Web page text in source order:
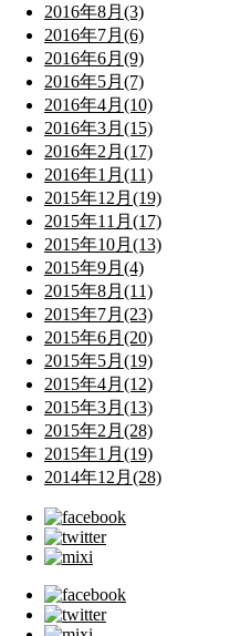
2016年8月(3)
2016年7月(6)
2016年6月(9)
2016年5月(7)
2016年4月(10)
2016年3月(15)
2016年2月(17)
2016年1月(11)
2015年12月(19)
2015年11月(17)
2015年10月(13)
2015年9月(4)
2015年8月(11)
2015年7月(23)
2015年6月(20)
2015年5月(19)
2015年4月(12)
2015年3月(13)
2015年2月(28)
2015年1月(19)
2014年12月(28)